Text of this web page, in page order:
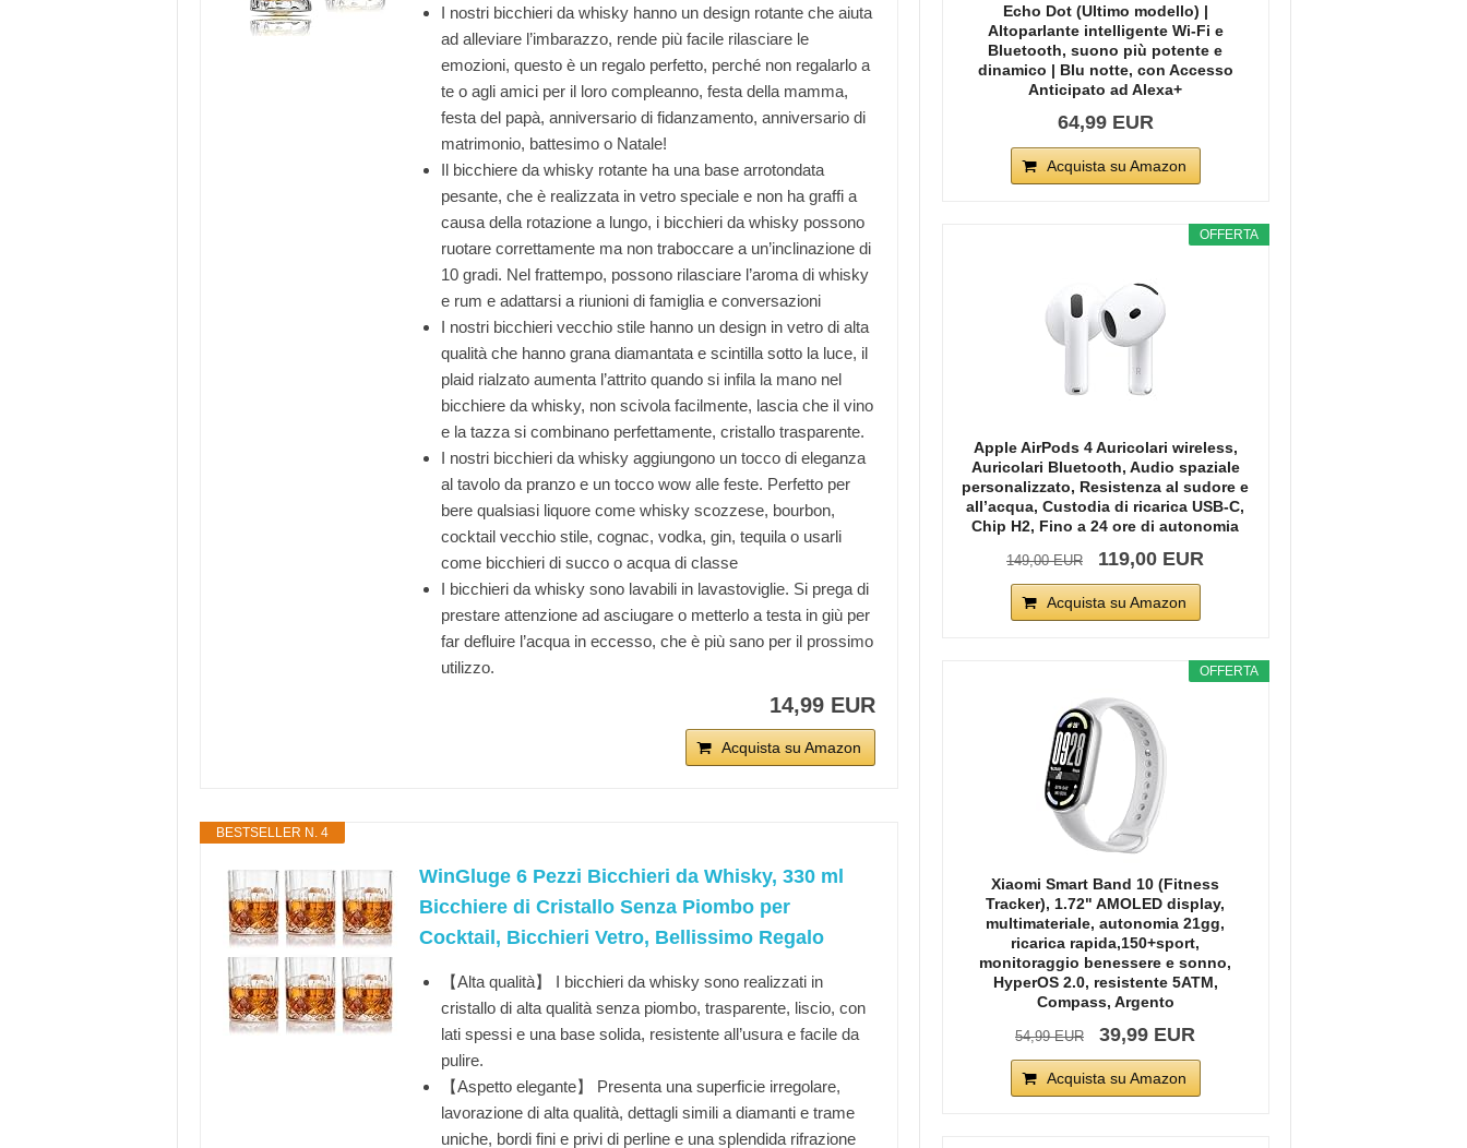
I nostri bicchieri da whisky hanno un design rotante che aiuta
ad alleviare l’imbarazzo, rende più facile rilasciare le
emozioni, questo è un regalo perfetto, perché non regalarlo a
te o agli amici per il loro compleanno, festa della mamma,
festa del papà, anniversario di fidanzamento, anniversario di
matrimonio, battesimo o Natale!
Il bicchiere da whisky rotante ha una base arrotondata
pesante, che è realizzata in vetro speciale e non ha graffi a
causa della rotazione a lungo, i bicchieri da whisky possono
ruotare correttamente ma non traboccare a un’inclinazione di
10 gradi. Nel frattempo, possono rilasciare l’aroma di whisky
e rum e adattarsi a riunioni di famiglia e conversazioni
I nostri bicchieri vecchio stile hanno un design in vetro di alta
qualità che hanno grana diamantata e scintilla sotto la luce, il
plaid rialzato aumenta l’attrito quando si infila la mano nel
bicchiere da whisky, non scivola facilmente, lascia che il vino
e la tazza si combinano perfettamente, cristallo trasparente.
I nostri bicchieri da whisky aggiungono un tocco di eleganza
al tavolo da pranzo e un tocco wow alle feste. Perfetto per
bere qualsiasi liquore come whisky scozzese, bourbon,
cocktail vecchio stile, cognac, vodka, gin, tequila o usarli
come bicchieri di succo o acqua di classe
I bicchieri da whisky sono lavabili in lavastoviglie. Si prega di
prestare attenzione ad asciugare o metterlo a testa in giù per
far defluire l’acqua in eccesso, che è più sano per il prossimo
utilizzo.
14,99 EUR
Acquista su Amazon
BESTSELLER N. 4
WinGluge 6 Pezzi Bicchieri da Whisky, 330 ml
Bicchiere di Cristallo Senza Piombo per
Cocktail, Bicchieri Vetro, Bellissimo Regalo
【Alta qualità】 I bicchieri da whisky sono realizzati in
cristallo di alta qualità senza piombo, trasparente, liscio, con
lati spessi e una base solida, resistente all’usura e facile da
pulire.
【Aspetto elegante】 Presenta una superficie irregolare,
lavorazione di alta qualità, dettagli simili a diamanti e trame
uniche, bordi fini e privi di perline e una splendida rifrazione
Echo Dot (Ultimo modello) |
Altoparlante intelligente Wi-Fi e
Bluetooth, suono più potente e
dinamico | Blu notte, con Accesso
Anticipato ad Alexa+
64,99 EUR
Acquista su Amazon
OFFERTA
Apple AirPods 4 Auricolari wireless,
Auricolari Bluetooth, Audio spaziale
personalizzato, Resistenza al sudore e
all’acqua, Custodia di ricarica USB-C,
Chip H2, Fino a 24 ore di autonomia
149,00 EUR 119,00 EUR
Acquista su Amazon
OFFERTA
Xiaomi Smart Band 10 (Fitness
Tracker), 1.72" AMOLED display,
multimateriale, autonomia 21gg,
ricarica rapida,150+sport,
monitoraggio benessere e sonno,
HyperOS 2.0, resistente 5ATM,
Compass, Argento
54,99 EUR 39,99 EUR
Acquista su Amazon